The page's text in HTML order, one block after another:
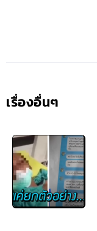
เรื่องอื่นๆ